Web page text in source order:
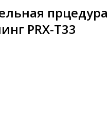
PRX-T33